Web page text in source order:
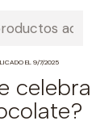
se celebra el
EL 9/7/2025